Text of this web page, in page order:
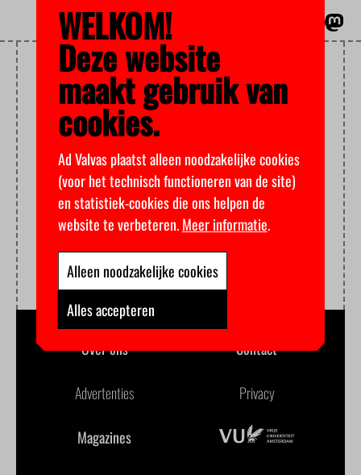
SCIENCE GUIDE
Over ons Contact
Advertenties Privacy
Magazines
WELKOM!
Deze website
maakt gebruik van
cookies.
Ad Valvas plaatst alleen noodzakelijke cookies
(voor het technisch functioneren van de site)
en statistiek-cookies die ons helpen de
website te verbeteren.Meer informatie.
Alleen noodzakelijke cookies
Alles accepteren